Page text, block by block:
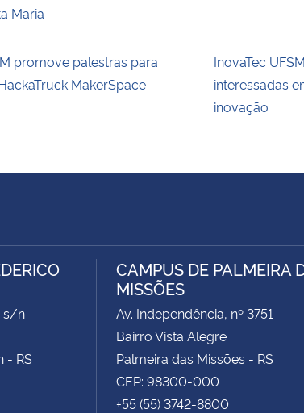
Maria
promove palestras para
MakerSpace
InovaTec
interessadas
inovação
s/n
- RS
CAMPUS DE PALMEIRA
MISSÕES
Av. Independência, nº 3751
Bairro Vista Alegre
Palmeira das Missões - RS
CEP: 98300-000
+55 (55) 3742-8800